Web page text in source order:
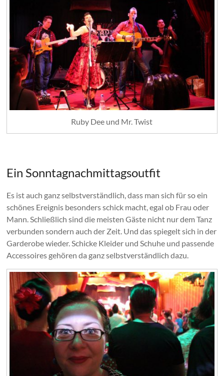
Ruby Dee und Mr. Twist
Ein Sonntagnachmittagsoutfit
Es ist auch ganz selbstverständlich, dass man sich für so ein
schönes Ereignis besonders schick macht, egal ob Frau oder
Mann. Schließlich sind die meisten Gäste nicht nur dem Tanz
verbunden sondern auch der Zeit. Und das spiegelt sich in der
Garderobe wieder. Schicke Kleider und Schuhe und passende
Accessoires gehören da ganz selbstverständlich dazu.